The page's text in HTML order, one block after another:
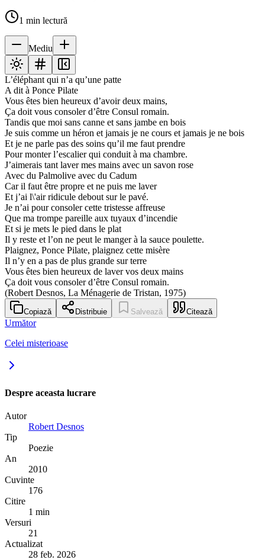
1 min lectură
Mediu
L’éléphant qui n’a qu’une patte
A dit à Ponce Pilate
Vous êtes bien heureux d’avoir deux mains,
Ça doit vous consoler d’être Consul romain.
Tandis que moi sans canne et sans jambe en bois
Je suis comme un héron et jamais je ne cours et jamais je ne bois
Et je ne parle pas des soins qu’il me faut prendre
Pour monter l’escalier qui conduit à ma chambre.
J’aimerais tant laver mes mains avec un savon rose
Avec du Palmolive avec du Cadum
Car il faut être propre et ne puis me laver
Et j’ai l\'air ridicule debout sur le pavé.
Je n’ai pour consoler cette tristesse affreuse
Que ma trompe pareille aux tuyaux d’incendie
Et si je mets le pied dans le plat
Il y reste et l’on ne peut le manger à la sauce poulette.
Plaignez, Ponce Pilate, plaignez cette misère
Il n’y en a pas de plus grande sur terre
Vous êtes bien heureux de laver vos deux mains
Ça doit vous consoler d’être Consul romain.
(Robert Desnos, La Ménagerie de Tristan, 1975)
Copiază Distribuie Salvează Citează
Următor
Celei misterioase
Despre aceasta lucrare
Autor
Robert Desnos
Tip
Poezie
An
2010
Cuvinte
176
Citire
1 min
Versuri
21
Actualizat
28 feb. 2026